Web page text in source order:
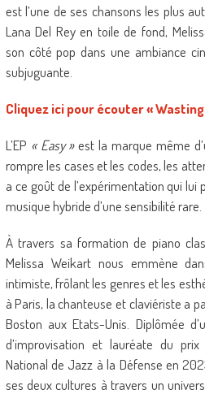
est l’une de ses chansons les plus
Lana Del Rey en toile de fond,
son côté pop dans une ambiance
subjuguante.
Cliquez ici pour écouter «
L’EP « Easy »est la marque même
rompre les cases et les codes, les
a ce goût de l’expérimentation qui lui
musique hybride d’une sensibilité rare.
À travers sa formation de piano
Melissa Weikart nous emmène
intimiste, frôlant les genres et les
à Paris, la chanteuse et claviériste a
Boston aux Etats-Unis. Diplômée
d’improvisation et lauréate du
National de Jazz à la Défense en
ses deux cultures à travers un